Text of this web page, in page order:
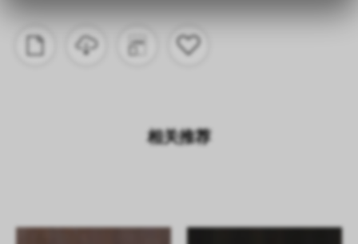
相关推荐